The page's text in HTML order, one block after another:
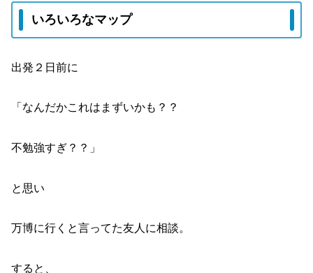
いろいろなマップ
出発２日前に
「なんだかこれはまずいかも？？
不勉強すぎ？？」
と思い
万博に行くと言ってた友人に相談。
すると、